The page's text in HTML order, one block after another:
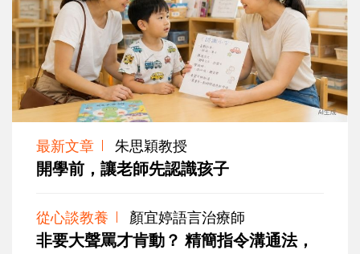
最新文章 朱思穎教授
開學前，讓老師先認識孩子
從心談教養 顏宜婷語言治療師
非要大聲罵才肯動？ 精簡指令溝通法，